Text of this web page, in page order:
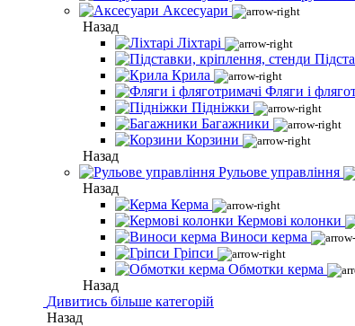
Аксесуари
Назад
Ліхтарі
Крила
Фляги і
Підніжки
Багажники
Корзини
Назад
Рульове управління
Назад
Керма
Кермові колонки
Виноси керма
Гріпси
Обмотки керма
Назад
Дивитись більше категорій
Назад